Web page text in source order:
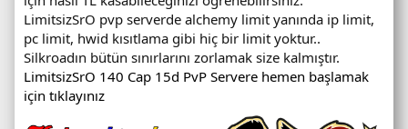
LimitsizSrO pvp serverde alchemy limit yanında ip limit,
pc limit, hwid kısıtlama gibi hiç bir limit yoktur..
Silkroadın bütün sınırlarını zorlamak size kalmıştır.
LimitsizSrO 140 Cap 15d PvP Servere hemen başlamak
için tıklayınız